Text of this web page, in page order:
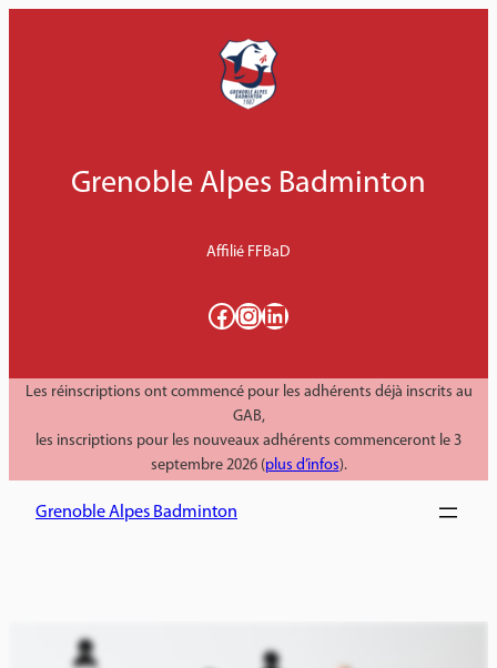
Grenoble Alpes Badminton
Affilié FFBaD
Facebook InstagramLinkedIn
Les réinscriptions ont commencé pour les adhérents déjà inscrits au
GAB,
les inscriptions pour les nouveaux adhérents commenceront le 3
septembre 2026 (plus d’infos).
Grenoble Alpes Badminton